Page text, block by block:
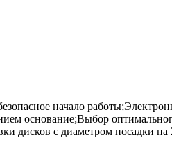
начало
основание;Выбор
дисков с диаметром посадки